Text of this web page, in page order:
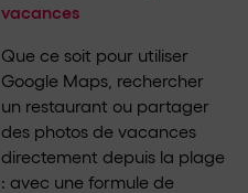
vacances
Que ce soit pour utiliser
Google Maps, rechercher
un restaurant ou partager
des photos de vacances
directement depuis la plage
: avec une formule de